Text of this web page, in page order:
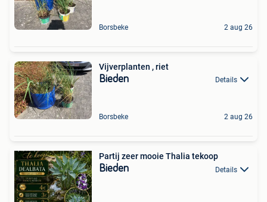
Borsbeke 2 aug 26
Vijverplanten , riet
Bieden Details
Borsbeke 2 aug 26
Partij zeer mooie Thalia tekoop
Bieden Details